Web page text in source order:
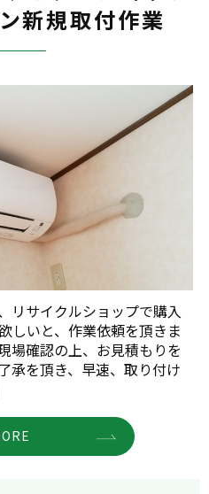
新規取付作業
リサイクルショップで購入
しいと、作業依頼を頂きま
場確認の上、お見積もりを
承を頂き、早速、取り付け